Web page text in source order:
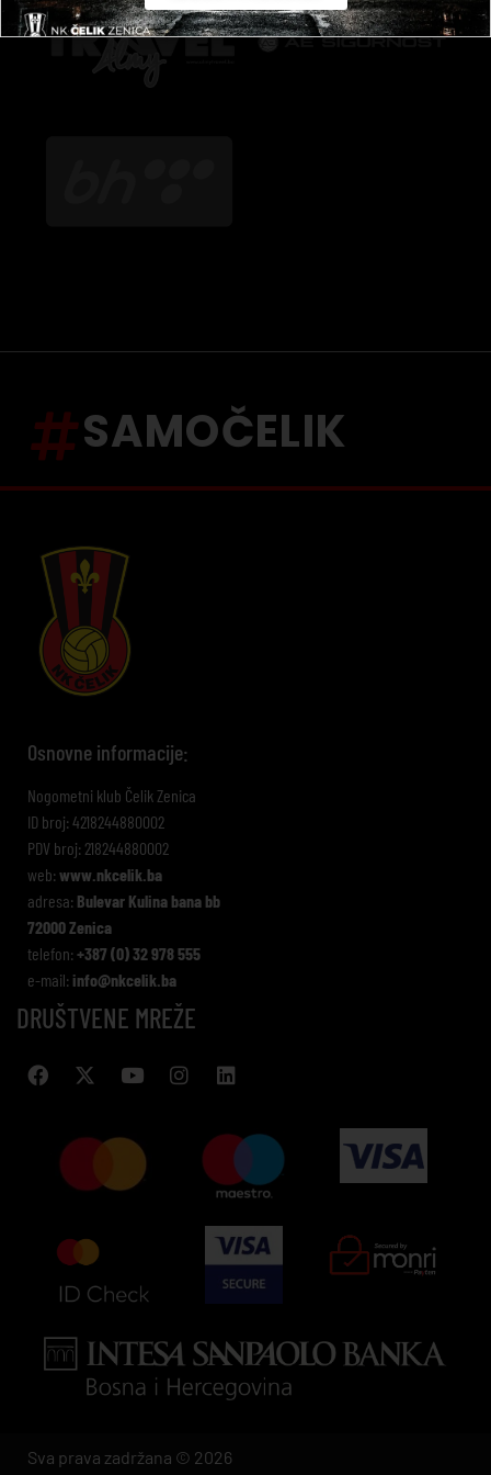
SAMOČELIK
Osnovne informacije:
Nogometni klub Čelik Zenica
ID broj: 4218244880002
PDV broj: 218244880002
web: www.nkcelik.ba
adresa: Bulevar Kulina bana bb
72000 Zenica
telefon: +387 (0) 32 978 555
e-mail: info@nkcelik.ba
DRUŠTVENE MREŽE
Sva prava zadržana © 2026